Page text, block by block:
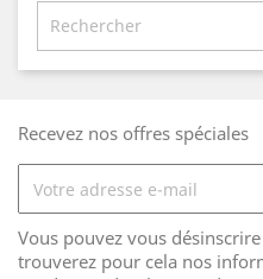
Recevez nos offres spéciales
Vous pouvez vous
trouverez pour cela nos